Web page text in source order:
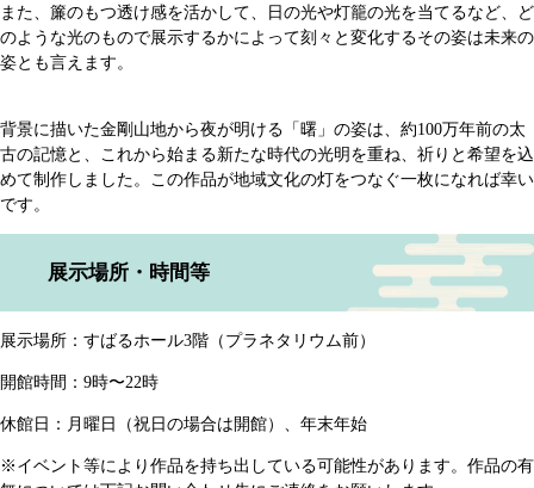
また、簾のもつ透け感を活かして、日の光や灯籠の光を当てるなど、ど
のような光のもので展示するかによって刻々と変化するその姿は未来の
姿とも言えます。
背景に描いた金剛山地から夜が明ける「曙」の姿は、約100万年前の太
古の記憶と、これから始まる新たな時代の光明を重ね、祈りと希望を込
めて制作しました。この作品が地域文化の灯をつなぐ一枚になれば幸い
です。
展示場所・時間等
展示場所：すばるホール3階（プラネタリウム前）
開館時間：9時〜22時
休館日：月曜日（祝日の場合は開館）、年末年始
※イベント等により作品を持ち出している可能性があります。作品の有